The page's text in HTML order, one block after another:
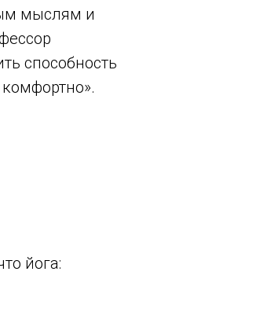
мыслям и
способность
йога: